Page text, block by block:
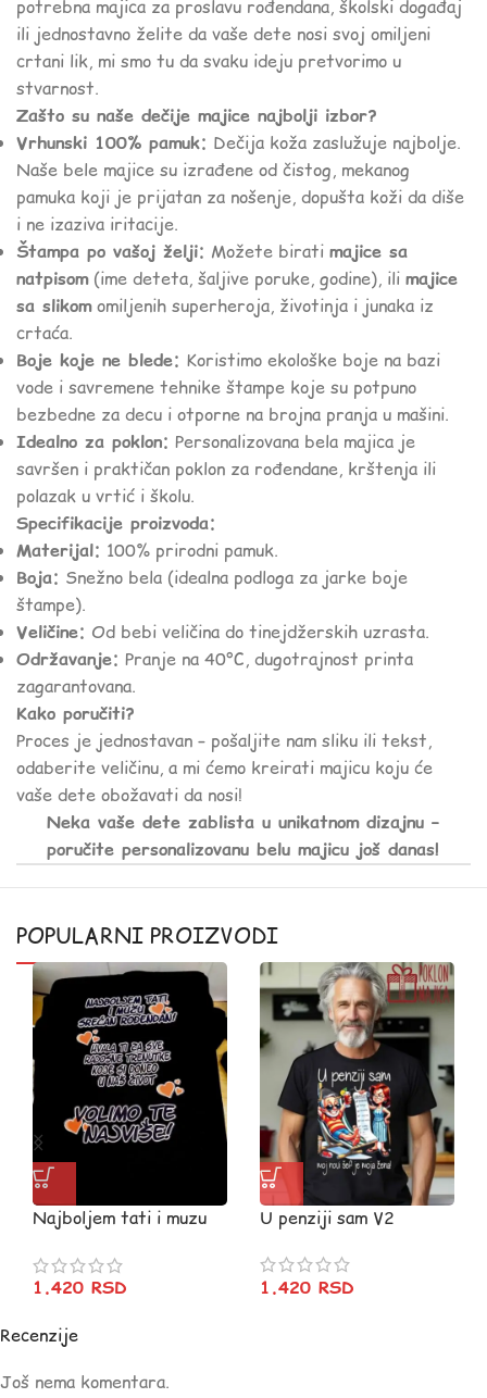
potrebna majica za proslavu rođendana, školski događaj
ili jednostavno želite da vaše dete nosi svoj omiljeni
crtani lik, mi smo tu da svaku ideju pretvorimo u
stvarnost.
Zašto su naše dečije majice najbolji izbor?
Vrhunski 100% pamuk: Dečija koža zaslužuje najbolje.
Naše bele majice su izrađene od čistog, mekanog
pamuka koji je prijatan za nošenje, dopušta koži da diše
i ne izaziva iritacije.
Štampa po vašoj želji: Možete birati majice sa
natpisom(ime deteta, šaljive poruke, godine), ili majice
sa slikomomiljenih superheroja, životinja i junaka iz
crtaća.
Boje koje ne blede: Koristimo ekološke boje na bazi
vode i savremene tehnike štampe koje su potpuno
bezbedne za decu i otporne na brojna pranja u mašini.
Idealno za poklon: Personalizovana bela majica je
savršen i praktičan poklon za rođendane, krštenja ili
polazak u vrtić i školu.
Specifikacije proizvoda:
Materijal: 100% prirodni pamuk.
Boja: Snežno bela (idealna podloga za jarke boje
štampe).
Veličine: Od bebi veličina do tinejdžerskih uzrasta.
Održavanje: Pranje na 40°C, dugotrajnost printa
zagarantovana.
Kako poručiti?
Proces je jednostavan – pošaljite nam sliku ili tekst,
odaberite veličinu, a mi ćemo kreirati majicu koju će
vaše dete obožavati da nosi!
Neka vaše dete zablista u unikatnom dizajnu –
poručite personalizovanu belu majicu još danas!
POPULARNI PROIZVODI
Najboljem tati i muzu
1.420 RSD
U penziji sam V2
1.420 RSD
Recenzije
Još nema komentara.